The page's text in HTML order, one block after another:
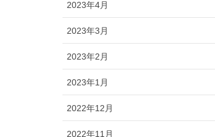
2023年4月
2023年3月
2023年2月
2023年1月
2022年12月
2022年11月